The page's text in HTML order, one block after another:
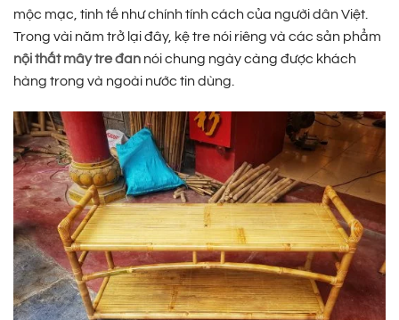
mộc mạc, tinh tế như chính tính cách của người dân Việt.
Trong vài năm trở lại đây, kệ tre nói riêng và các sản phẩm
nội thất mây tre đan nói chung ngày càng được khách
hàng trong và ngoài nước tin dùng.